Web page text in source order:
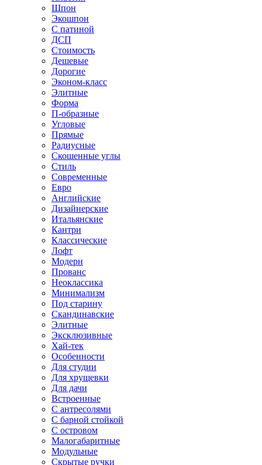
Шпон
Экошпон
С патиной
ДСП
Стоимость
Дешевые
Дорогие
Эконом-класс
Элитные
Форма
П-образные
Угловые
Прямые
Радиусные
Скошенные углы
Стиль
Современные
Евро
Английские
Дизайнерские
Итальянские
Кантри
Классические
Лофт
Модерн
Прованс
Неоклассика
Минимализм
Под старину
Скандинавские
Элитные
Эксклюзивные
Хай-тек
Особенности
Для студии
Для хрущевки
Для дачи
Встроенные
С антресолями
С барной стойкой
С островом
Малогабаритные
Модульные
Скрытые ручки